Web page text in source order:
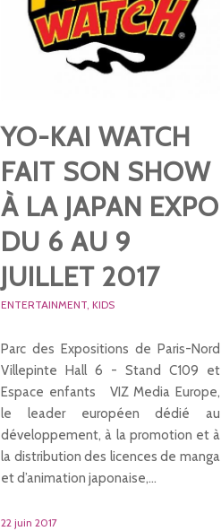
YO-KAI WATCH
FAIT SON SHOW
À LA JAPAN EXPO
DU 6 AU 9
JUILLET 2017
ENTERTAINMENT,KIDS
Parc des Expositions de Paris-Nord
Villepinte Hall 6 - Stand C109 et
Espace enfants VIZ Media Europe,
le leader européen dédié au
développement, à la promotion et à
la distribution des licences de manga
et d’animation japonaise,…
22 juin 2017